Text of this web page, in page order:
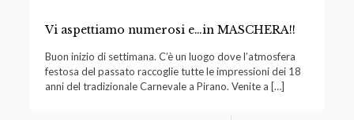
Vi aspettiamo numerosi e…in MASCHERA!!
Buon inizio di settimana. C’è un luogo dove l’atmosfera
festosa del passato raccoglie tutte le impressioni dei 18
anni del tradizionale Carnevale a Pirano. Venite a […]